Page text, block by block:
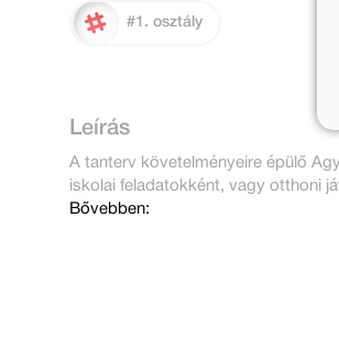
#1. osztály
Leírás
A tanterv követelményeire épülő
iskolai feladatokként, vagy otthoni
Bővebben: